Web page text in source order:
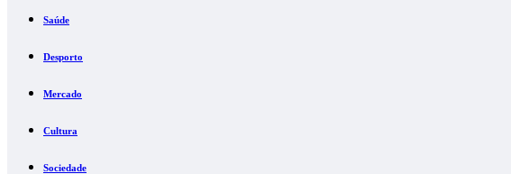
Saúde
Desporto
Mercado
Cultura
Sociedade